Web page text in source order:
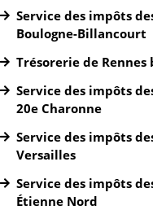
Service des impôts
Boulogne-Billancourt
Trésorerie de Rennes
Service des impôts
20e Charonne
Service des impôts
Versailles
Service des impôts
Étienne Nord